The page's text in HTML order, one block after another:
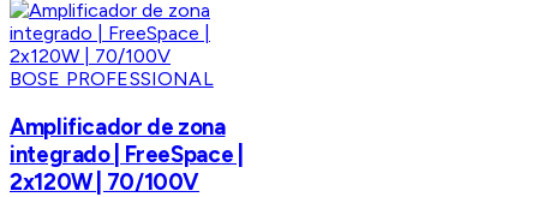
BOSE PROFESSIONAL
Amplificador de zona
integrado | FreeSpace |
2x120W | 70/100V